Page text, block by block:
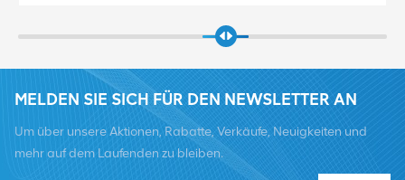
MELDEN SIE SICH FÜR DEN NEWSLETTER AN
Um über unsere Aktionen, Rabatte, Verkäufe, Neuigkeiten und
mehr auf dem Laufenden zu bleiben.